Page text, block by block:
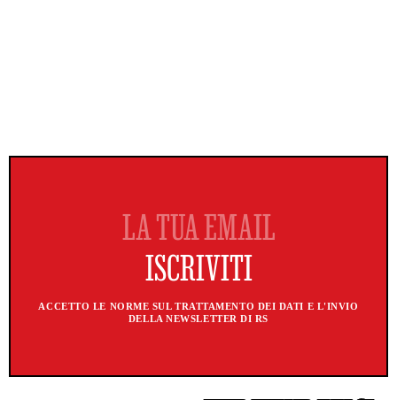
ACCETTO LE NORME SUL TRATTAMENTO DEI DATI E L'INVIO
DELLA NEWSLETTER DI RS